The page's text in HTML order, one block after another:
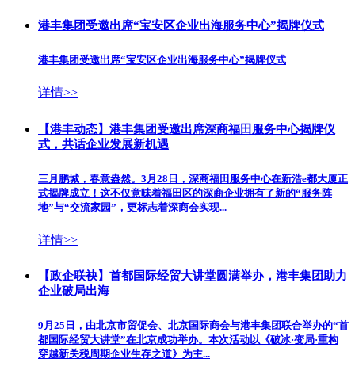
港丰集团受邀出席“宝安区企业出海服务中心”揭牌仪式
港丰集团受邀出席“宝安区企业出海服务中心”揭牌仪式
详情>>
【港丰动态】港丰集团受邀出席深商福田服务中心揭牌仪
式，共话企业发展新机遇
三月鹏城，春意盎然。3月28日，深商福田服务中心在新浩e都大厦正
式揭牌成立！这不仅意味着福田区的深商企业拥有了新的“服务阵
地”与“交流家园”，更标志着深商会实现...
详情>>
【政企联袂】首都国际经贸大讲堂圆满举办，港丰集团助力
企业破局出海
9月25日，由北京市贸促会、北京国际商会与港丰集团联合举办的“首
都国际经贸大讲堂”在北京成功举办。本次活动以《破冰·变局·重构
穿越新关税周期企业生存之道》为主...